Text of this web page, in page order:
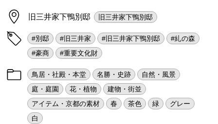
旧三井家下鴨別邸 旧三井家下鴨別邸
#別邸 #旧三井家 #旧三井家下鴨別邸
#糺の森
#豪商
#重要文化財
鳥居・社殿・本堂 名勝・史跡
自然・風景
庭・庭園
花・植物
建物・街並
アイテム・京都の素材
春 茶色 緑
グレー
白